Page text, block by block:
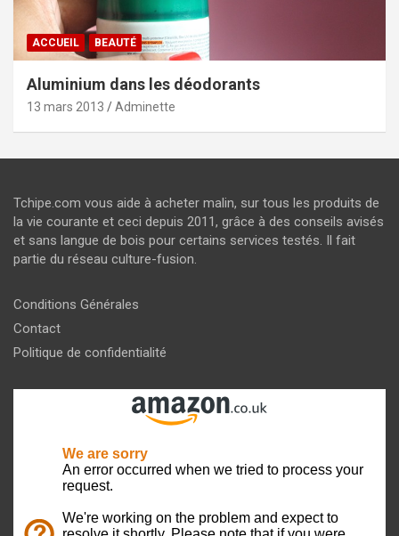
ACCUEIL BEAUTÉ
Aluminium dans les déodorants
13 mars 2013 Adminette
Tchipe.com vous aide à acheter malin, sur tous les produits de
la vie courante et ceci depuis 2011, grâce à des conseils avisés
et sans langue de bois pour certains services testés. Il fait
partie du réseau culture-fusion.
Conditions Générales
Contact
Politique de confidentialité